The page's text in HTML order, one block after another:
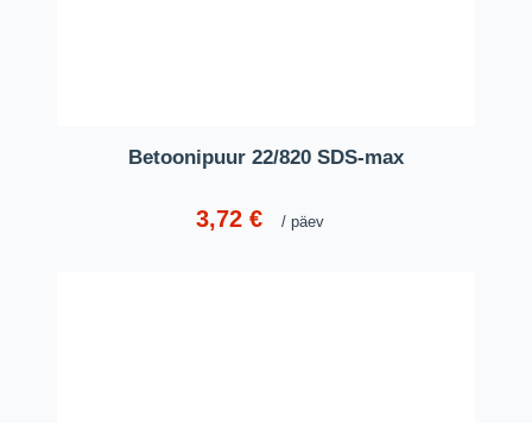
Betoonipuur 22/820 SDS-max
3,72 € päev